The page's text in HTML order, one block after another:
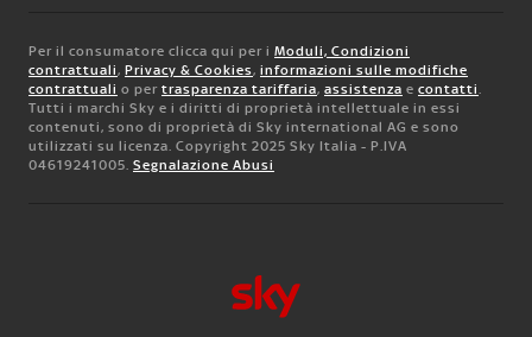
Per il consumatore clicca qui per i Moduli, Condizioni
contrattuali, Privacy & Cookies, informazioni sulle modifiche
contrattuali o per trasparenza tariffaria, assistenza e contatti.
Tutti i marchi Sky e i diritti di proprietà intellettuale in essi
contenuti, sono di proprietà di Sky international AG e sono
utilizzati su licenza. Copyright 2025 Sky Italia - P.IVA
04619241005. Segnalazione Abusi